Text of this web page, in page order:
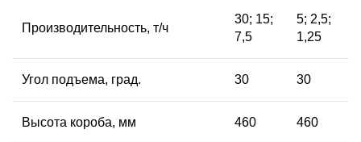
Производительность, т/ч
30; 15;
7,5
5; 2,5;
1,25
Угол подъема, град. 30 30
Высота короба, мм 460 460